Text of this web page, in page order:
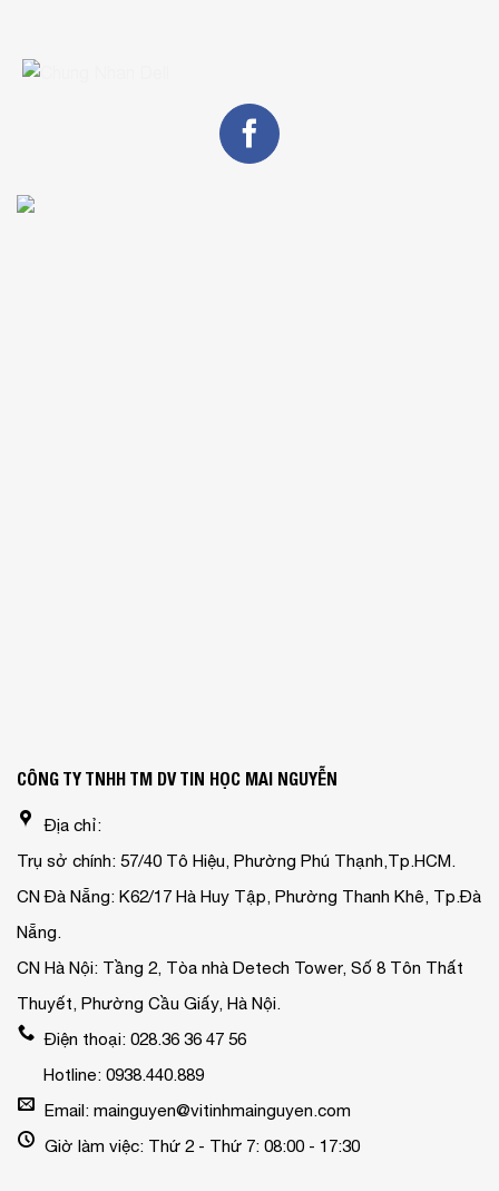
CÔNG TY TNHH TM DV TIN HỌC MAI NGUYỄN
Địa chỉ:
Trụ sở chính: 57/40 Tô Hiệu, Phường Phú Thạnh,Tp.HCM.
CN Đà Nẵng: K62/17 Hà Huy Tập, Phường Thanh Khê, Tp.Đà
Nẵng.
CN Hà Nội: Tầng 2, Tòa nhà Detech Tower, Số 8 Tôn Thất
Thuyết, Phường Cầu Giấy, Hà Nội.
Điện thoại: 028.36 36 47 56
Hotline: 0938.440.889
Email: mainguyen@vitinhmainguyen.com
Giờ làm việc: Thứ 2 - Thứ 7: 08:00 - 17:30